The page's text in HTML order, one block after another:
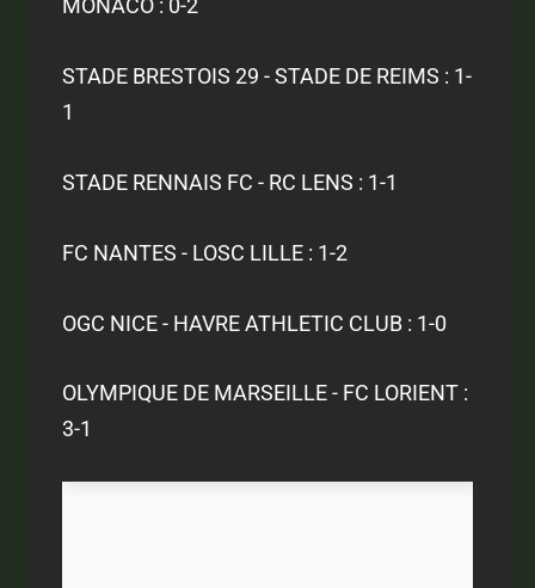
MONACO : 0-2
STADE BRESTOIS 29 - STADE DE REIMS : 1-
1
STADE RENNAIS FC - RC LENS : 1-1
FC NANTES - LOSC LILLE : 1-2
OGC NICE - HAVRE ATHLETIC CLUB : 1-0
OLYMPIQUE DE MARSEILLE - FC LORIENT :
3-1